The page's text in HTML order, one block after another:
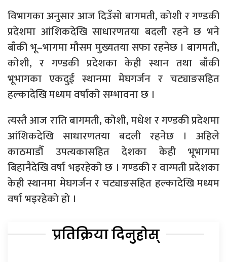
विभागका अनुसार आज दिउँसो बागमती, कोशी र गण्डकी
प्रदेशमा आंशिकदेखि साधारणतया बदली रहने छ भने
बाँकी भू–भागमा मौसम मुख्यतया सफा रहनेछ । बागमती,
कोशी, र गण्डकी प्रदेशका केही स्थान तथा बाँकी
भूभागका एकदुई स्थानमा मेघगर्जन र चट्याङसहित
हल्कादेखि मध्यम वर्षाको सम्भावना छ ।
त्यस्तै आज राति बागमती, कोशी, मधेश र गण्डकी प्रदेशमा
आंशिकदेखि साधारणतया बदली रहनेछ । अहिले
काठमाडौँ उपत्यकासहित देशका केही भूभागमा
बिहानैदेखि वर्षा भइरहेको छ । गण्डकी र वाग्मती प्रदेशका
केही स्थानमा मेघगर्जन र चट्याङसहित हल्कादेखि मध्यम
वर्षा भइरहेको हो ।
प्रतिक्रिया दिनुहोस्